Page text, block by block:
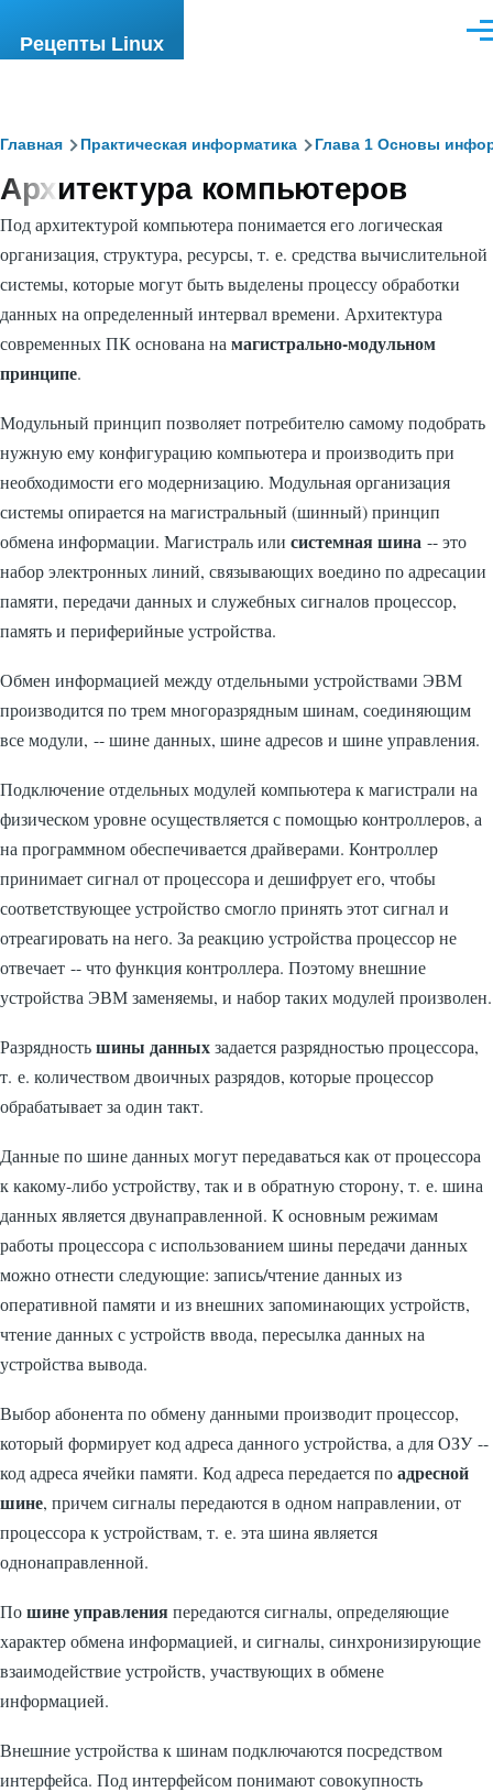
Рецепты Linux
Строка
навигации
Главная Практическая информатика Глава 1 Основы
Архитектура компьютеров
Под архитектурой компьютера понимается его логическая
организация, структура, ресурсы, т. е. средства вычислительной
системы, которые могут быть выделены процессу обработки
данных на определенный интервал времени. Архитектура
современных ПК основана на магистрально-модульном
принципе.
Модульный принцип позволяет потребителю самому подобрать
нужную ему конфигурацию компьютера и производить при
необходимости его модернизацию. Модульная организация
системы опирается на магистральный (шинный) принцип
обмена информации. Магистраль или системная шина -- это
набор электронных линий, связывающих воедино по адресации
памяти, передачи данных и служебных сигналов процессор,
память и периферийные устройства.
Обмен информацией между отдельными устройствами ЭВМ
производится по трем многоразрядным шинам, соединяющим
все модули, -- шине данных, шине адресов и шине управления.
Подключение отдельных модулей компьютера к магистрали на
физическом уровне осуществляется с помощью контроллеров, а
на программном обеспечивается драйверами. Контроллер
принимает сигнал от процессора и дешифрует его, чтобы
соответствующее устройство смогло принять этот сигнал и
отреагировать на него. За реакцию устройства процессор не
отвечает -- что функция контроллера. Поэтому внешние
устройства ЭВМ заменяемы, и набор таких модулей произволен.
Разрядностьшины данныхзадается разрядностью процессора,
т. е. количеством двоичных разрядов, которые процессор
обрабатывает за один такт.
Данные по шине данных могут передаваться как от процессора
к какому-либо устройству, так и в обратную сторону, т. е. шина
данных является двунаправленной. К основным режимам
работы процессора с использованием шины передачи данных
можно отнести следующие: запись/чтение данных из
оперативной памяти и из внешних запоминающих устройств,
чтение данных с устройств ввода, пересылка данных на
устройства вывода.
Выбор абонента по обмену данными производит процессор,
который формирует код адреса данного устройства, а для ОЗУ --
код адреса ячейки памяти. Код адреса передается поадресной
шине, причем сигналы передаются в одном направлении, от
процессора к устройствам, т. е. эта шина является
однонаправленной.
Пошине управленияпередаются сигналы, определяющие
характер обмена информацией, и сигналы, синхронизирующие
взаимодействие устройств, участвующих в обмене
информацией.
Внешние устройства к шинам подключаются посредством
интерфейса. Под интерфейсом понимают совокупность